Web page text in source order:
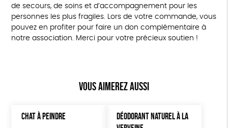
de secours, de soins et d’accompagnement pour les
personnes les plus fragiles. Lors de votre commande, vous
pouvez en profiter pour faire un don complémentaire à
notre association. Merci pour votre précieux soutien !
Vous aimerez aussi
CHAT À PEINDRE
DÉODORANT NATUREL À LA